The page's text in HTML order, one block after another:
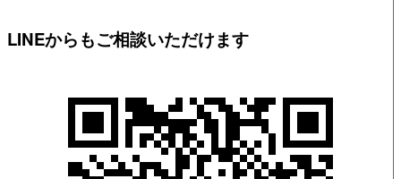
LINEからもご相談いただけます